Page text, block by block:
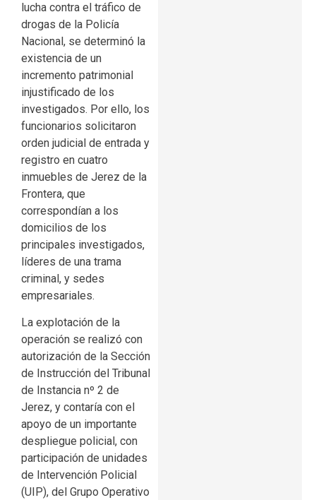
lucha contra el tráfico de
drogas de la Policía
Nacional, se determinó la
existencia de un
incremento patrimonial
injustificado de los
investigados. Por ello, los
funcionarios solicitaron
orden judicial de entrada y
registro en cuatro
inmuebles de Jerez de la
Frontera, que
correspondían a los
domicilios de los
principales investigados,
líderes de una trama
criminal, y sedes
empresariales.
La explotación de la
operación se realizó con
autorización de la Sección
de Instrucción del Tribunal
de Instancia nº 2 de
Jerez, y contaría con el
apoyo de un importante
despliegue policial, con
participación de unidades
de Intervención Policial
(UIP), del Grupo Operativo